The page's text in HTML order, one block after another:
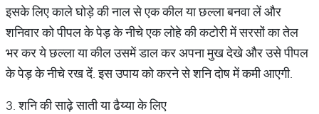
इसके लिए काले घोड़े की नाल से एक कील या छल्ला बनवा लें और
शनिवार को पीपल के पेड़ के नीचे एक लोहे की कटोरी में सरसों का तेल
भर कर ये छल्ला या कील उसमें डाल कर अपना मुख देखे और उसे पीपल
के पेड़ के नीचे रख दें. इस उपाय को करने से शनि दोष में कमी आएगी.
3. शनि की साढ़े साती या ढैय्या के लिए